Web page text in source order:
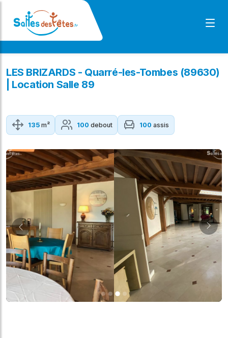
LES BRIZARDS - Quarré-les-Tombes (89630)
| Location Salle 89
135m² 100 debout 100 assis
Précédent